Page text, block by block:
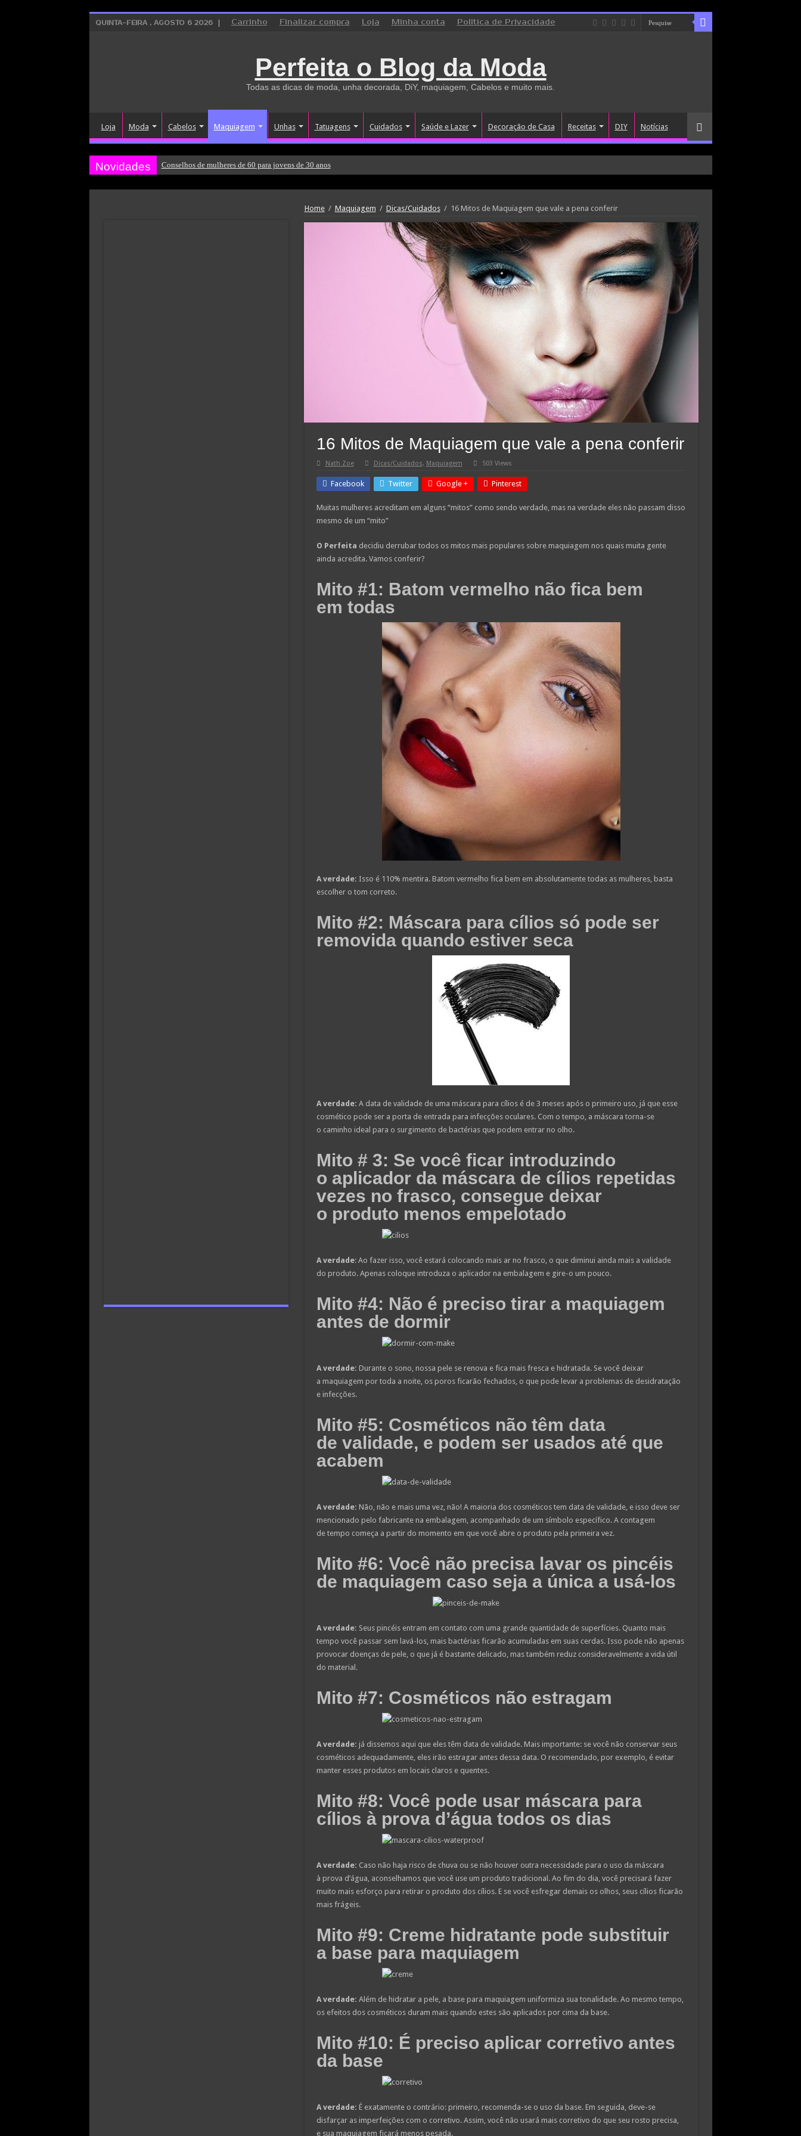
QUINTA-FEIRA , AGOSTO 6 2026 Carrinho Finalizar compra Loja Minha conta Politica de Privacidade
Perfeita o Blog da Moda
Todas as dicas de moda, unha decorada, DiY, maquiagem, Cabelos e muito mais.
Loja Moda Cabelos Maquiagem Unhas Tatuagens Cuidados Saúde e Lazer Decoração de Casa Receitas DIY Notícias
Novidades Conselhos de mulheres de 60 para jovens de 30 anos
Home / Maquiagem / Dicas/Cuidados / 16 Mitos de Maquiagem que vale a pena conferir
16 Mitos de Maquiagem que vale a pena conferir
Nath Zoe Dicas/Cuidados, Maquiagem 503 Views
Facebook Twitter Google + Pinterest
Muitas mulheres acreditam em alguns “mitos” como sendo verdade, mas na verdade eles não passam disso
mesmo de um “mito”
O Perfeita decidiu derrubar todos os mitos mais populares sobre maquiagem nos quais muita gente
ainda acredita. Vamos conferir?
Mito #1: Batom vermelho não fica bem
em todas
A verdade: Isso é 110% mentira. Batom vermelho fica bem em absolutamente todas as mulheres, basta
escolher o tom correto.
Mito #2: Máscara para cílios só pode ser
removida quando estiver seca
A verdade: A data de validade de uma máscara para cílios é de 3 meses após o primeiro uso, já que esse
cosmético pode ser a porta de entrada para infecções oculares. Com o tempo, a máscara torna-se
o caminho ideal para o surgimento de bactérias que podem entrar no olho.
Mito # 3: Se você ficar introduzindo
o aplicador da máscara de cílios repetidas
vezes no frasco, consegue deixar
o produto menos empelotado
A verdade: Ao fazer isso, você estará colocando mais ar no frasco, o que diminui ainda mais a validade
do produto. Apenas coloque introduza o aplicador na embalagem e gire-o um pouco.
Mito #4: Não é preciso tirar a maquiagem
antes de dormir
A verdade: Durante o sono, nossa pele se renova e fica mais fresca e hidratada. Se você deixar
a maquiagem por toda a noite, os poros ficarão fechados, o que pode levar a problemas de desidratação
e infecções.
Mito #5: Cosméticos não têm data
de validade, e podem ser usados até que
acabem
A verdade: Não, não e mais uma vez, não! A maioria dos cosméticos tem data de validade, e isso deve ser
mencionado pelo fabricante na embalagem, acompanhado de um símbolo específico. A contagem
de tempo começa a partir do momento em que você abre o produto pela primeira vez.
Mito #6: Você não precisa lavar os pincéis
de maquiagem caso seja a única a usá-los
A verdade: Seus pincéis entram em contato com uma grande quantidade de superfícies. Quanto mais
tempo você passar sem lavá-los, mais bactérias ficarão acumuladas em suas cerdas. Isso pode não apenas
provocar doenças de pele, o que já é bastante delicado, mas também reduz consideravelmente a vida útil
do material.
Mito #7: Cosméticos não estragam
A verdade: já dissemos aqui que eles têm data de validade. Mais importante: se você não conservar seus
cosméticos adequadamente, eles irão estragar antes dessa data. O recomendado, por exemplo, é evitar
manter esses produtos em locais claros e quentes.
Mito #8: Você pode usar máscara para
cílios à prova d’água todos os dias
A verdade: Caso não haja risco de chuva ou se não houver outra necessidade para o uso da máscara
à prova d’água, aconselhamos que você use um produto tradicional. Ao fim do dia, você precisará fazer
muito mais esforço para retirar o produto dos cílios. E se você esfregar demais os olhos, seus cílios ficarão
mais frágeis.
Mito #9: Creme hidratante pode substituir
a base para maquiagem
A verdade: Além de hidratar a pele, a base para maquiagem uniformiza sua tonalidade. Ao mesmo tempo,
os efeitos dos cosméticos duram mais quando estes são aplicados por cima da base.
Mito #10: É preciso aplicar corretivo antes
da base
A verdade: É exatamente o contrário: primeiro, recomenda-se o uso da base. Em seguida, deve-se
disfarçar as imperfeições com o corretivo. Assim, você não usará mais corretivo do que seu rosto precisa,
e sua maquiagem ficará menos pesada.